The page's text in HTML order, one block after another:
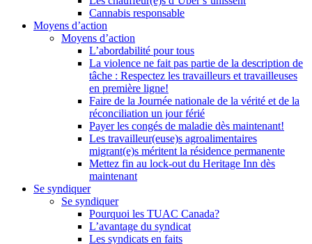
Cannabis responsable
Moyens d’action
Moyens d’action
L’abordabilité pour tous
La violence ne fait pas partie de la description de
tâche : Respectez les travailleurs et travailleuses
en première ligne!
Faire de la Journée nationale de la vérité et de la
réconciliation un jour férié
Payer les congés de maladie dès maintenant!
Les travailleur(euse)s agroalimentaires
migrant(e)s méritent la résidence permanente
Mettez fin au lock-out du Heritage Inn dès
maintenant
Se syndiquer
Se syndiquer
Pourquoi les TUAC Canada?
L’avantage du syndicat
Les syndicats en faits